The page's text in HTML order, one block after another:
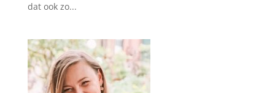
dat ook zo...